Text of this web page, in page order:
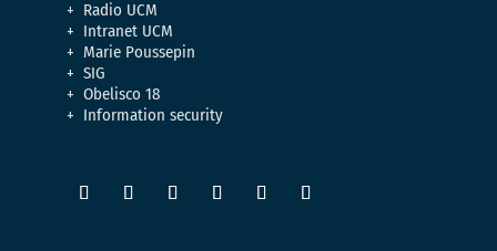
Radio UCM
Intranet UCM
Marie Poussepin
SIG
Obelisco 18
Information security